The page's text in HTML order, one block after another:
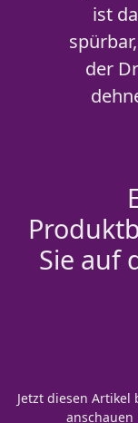
ist
der
Sie auf
Jetzt diesen Artikel
anschauen